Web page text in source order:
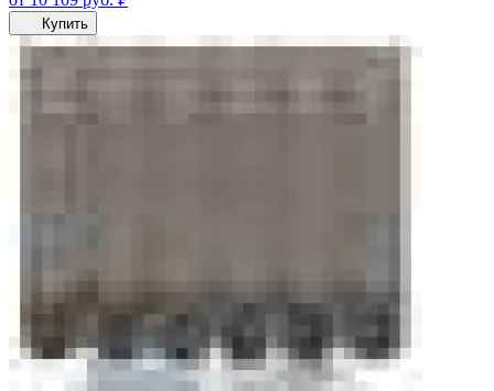
Купить